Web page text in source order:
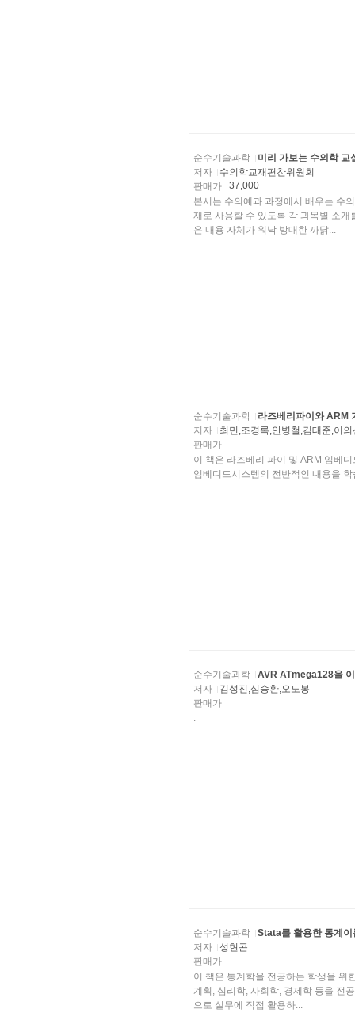
순수기술과학
미리 가보는 수의학 교
저자
수의학교재편찬위원회
판매가
37,000
본서는 수의예과 과정에서 배우는 수
재로 사용할 수 있도록 각 과목별 소
은 내용 자체가 워낙 방대한 까닭...
순수기술과학
라즈베리파이와 ARM
저자
최민,조경록,안병철,김태준,이
판매가
이 책은 라즈베리 파이 및 ARM 임베디드시스템
임베디드시스템의 전반적인 내용을
순수기술과학
AVR ATmega128을
저자
김성진,심승환,오도봉
판매가
.
순수기술과학
Stata를 활용한 통계이
저자
성현곤
판매가
이 책은 통계학을 전공하는 학생을 위
계획, 심리학, 사회학, 경제학 등을 전
으로 실무에 직접 활용하...